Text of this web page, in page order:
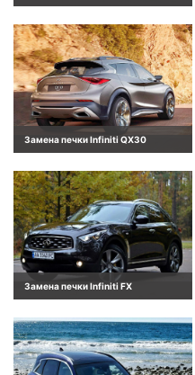
Замена печки Infiniti QX30
Замена печки Infiniti FX